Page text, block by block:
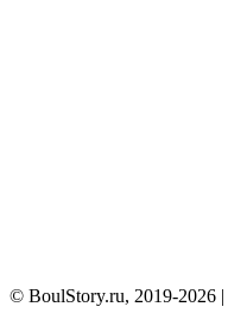
© BoulStory.ru, 2019-2026 |